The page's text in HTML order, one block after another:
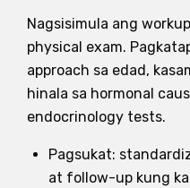
Nagsisimula ang
physical exam.
approach sa edad,
hinala sa hormonal
endocrinology tests.
Pagsukat:
at follow-up kung